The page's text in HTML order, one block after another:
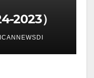
2023）